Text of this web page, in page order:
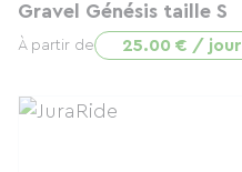
Gravel Génésis taille S
À partir de 25.00 € / jour